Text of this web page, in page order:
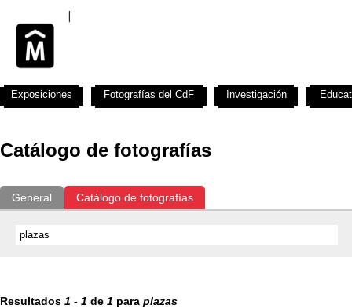
Catálogo de fotografías
General Catálogo de fotografías
Resultados 1 - 1 de 1 para plazas
Exposiciones Fotografías del CdF Investigación